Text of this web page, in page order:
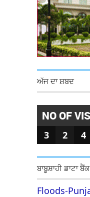
ਅੱਜ ਦਾ ਸ਼ਬਦ
NO OF
3 2 4
ਬਾਬੂਸ਼ਾਹੀ ਡਾਟਾ ਬੈਂਕ
Floods-